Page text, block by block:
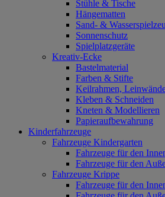
Stühle & Tische
Hängematten
Sand- &
Sonnenschutz
Spielplatzgeräte
Kreativ-Ecke
Bastelmaterial
Farben & Stifte
Keilrahmen,
Kleben & Schneiden
Kneten & Modellieren
Papieraufbewahrung
Kinderfahrzeuge
Fahrzeuge Kindergarten
Fahrzeuge für den
Fahrzeuge für den
Fahrzeuge Krippe
Fahrzeuge für den